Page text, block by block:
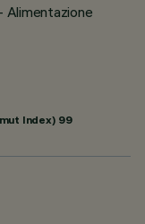
Alimentazione
Index) 99